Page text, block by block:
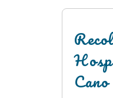
Cano